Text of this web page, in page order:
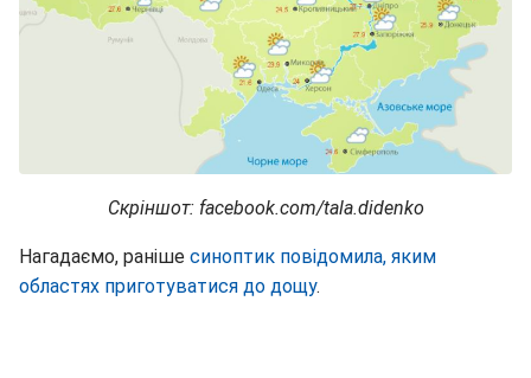
Скріншот: facebook.com/tala.didenko
Нагадаємо, раніше синоптик повідомила, яким
областях приготуватися до дощу.